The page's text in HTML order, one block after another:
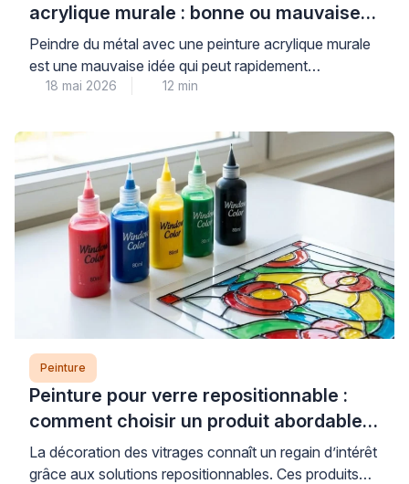
acrylique murale : bonne ou mauvaise
idée ?
Peindre du métal avec une peinture acrylique murale
est une mauvaise idée qui peut rapidement
compromettre la durabilité et l’esthétique de vos
pour les surfaces poreuses comme le plâtre, n’offrent
ni l’adhérence ni la protection anticorrosion
nécessaires aux supports métalliques, exposant ainsi
votre installation à l’écaillage et à la […]
18 mai 2026 12 min
Peinture
Peinture pour verre repositionnable :
comment choisir un produit abordable
et de qualité
La décoration des vitrages connaît un regain d’intérêt
grâce aux solutions repositionnables. Ces produits